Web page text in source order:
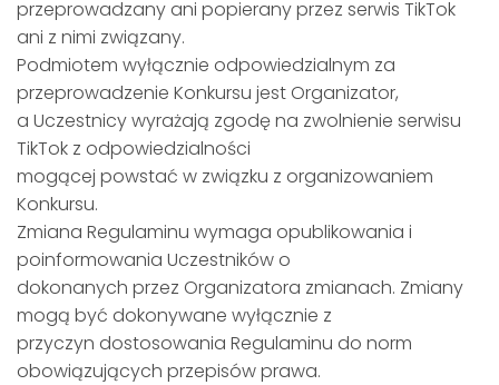
przeprowadzany ani popierany przez serwis TikTok
ani z nimi związany.
Podmiotem wyłącznie odpowiedzialnym za
przeprowadzenie Konkursu jest Organizator,
a Uczestnicy wyrażają zgodę na zwolnienie serwisu
TikTok z odpowiedzialności
mogącej powstać w związku z organizowaniem
Konkursu.
Zmiana Regulaminu wymaga opublikowania i
poinformowania Uczestników o
dokonanych przez Organizatora zmianach. Zmiany
mogą być dokonywane wyłącznie z
przyczyn dostosowania Regulaminu do norm
obowiązujących przepisów prawa.